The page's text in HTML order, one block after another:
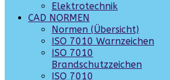
Elektrotechnik
CAD NORMEN
Normen (Übersicht)
ISO 7010 Warnzeichen
ISO 7010
Brandschutzzeichen
ISO 7010